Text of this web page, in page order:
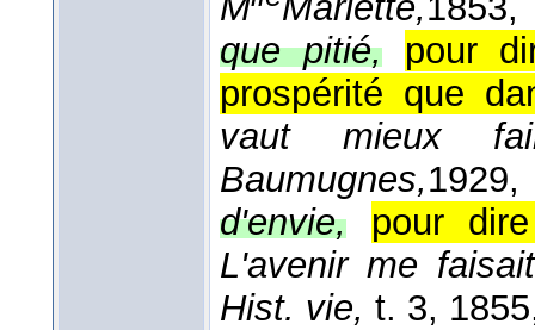
que pitié,
pour
prospérité que
vaut mieux
Baumugnes,1929,
d'envie,
pour
L'avenir me
Hist. vie, t. 3, 1855